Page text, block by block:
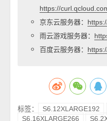
https://
京东云服务器：
雨云游戏服务器：
百度云服务器：
标签： S6.12XLARGE192
S6.16XLARGE266